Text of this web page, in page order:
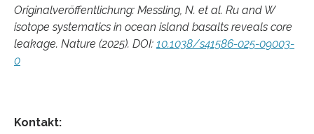
Originalveröffentlichung: Messling, N. et al. Ru and W
isotope systematics in ocean island basalts reveals core
leakage. Nature (2025). DOI: 10.1038/s41586-025-09003-
0
Kontakt: